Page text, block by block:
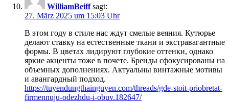
WilliamBeiff sagt:
27. März 2025 um 15:03 Uhr
В этом году в стиле нас ждут смелые веяния. Кутюрье
делают ставку на естественные ткани и экстравагантные
формы. В цветах лидируют глубокие оттенки, однако
яркие акценты тоже в почете. Бренды сфокусированы на
объемных дополнениях. Актуальны винтажные мотивы
и авангардный подход.
https://tuyendungthainguyen.com/threads/gde-stoit-priobretat-
firmennuju-odezhdu-i-obuv.182647/